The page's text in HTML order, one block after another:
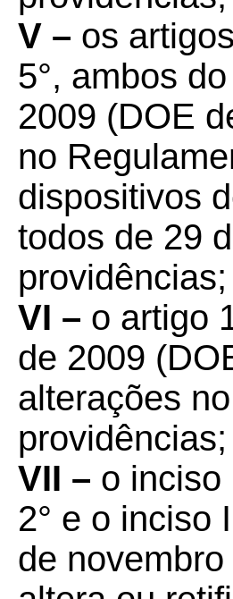
V – os
5°, ambos do
2009 (DOE
no
dispositivos
todos de 29
providências;
VI – o artigo
de 2009
alterações
providências;
VII – o inciso
2° e o inciso
de